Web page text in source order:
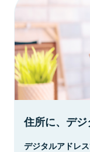
住所に、デジ
デジタルアドレ